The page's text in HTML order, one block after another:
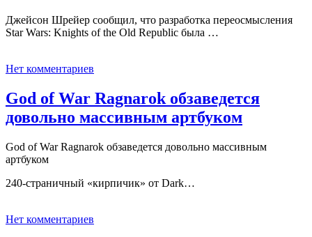
Джейсон Шрейер сообщил, что разработка переосмысления
Star Wars: Knights of the Old Republic была …
Нет комментариев
God of War Ragnarok обзаведется
довольно массивным артбуком
God of War Ragnarok обзаведется довольно массивным
артбуком
240-страничный «кирпичик» от Dark…
Нет комментариев